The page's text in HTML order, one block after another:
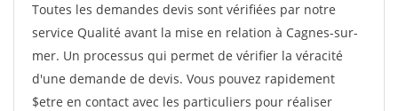
Toutes les demandes devis sont vérifiées par notre
service Qualité avant la mise en relation à Cagnes-sur-
mer. Un processus qui permet de vérifier la véracité
d'une demande de devis. Vous pouvez rapidement
$etre en contact avec les particuliers pour réaliser